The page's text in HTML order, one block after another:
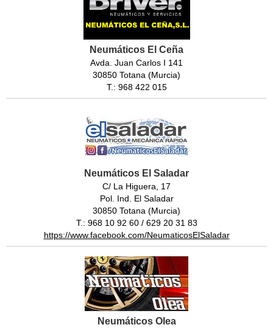
Neumáticos El Ceña
Avda. Juan Carlos I 141
30850 Totana (Murcia)
T.: 968 422 015
Neumáticos El Saladar
C/ La Higuera, 17
Pol. Ind. El Saladar
30850 Totana (Murcia)
T.: 968 10 92 60 / 629 20 31 83
https://www.facebook.com/NeumaticosElSaladar
Neumáticos Olea